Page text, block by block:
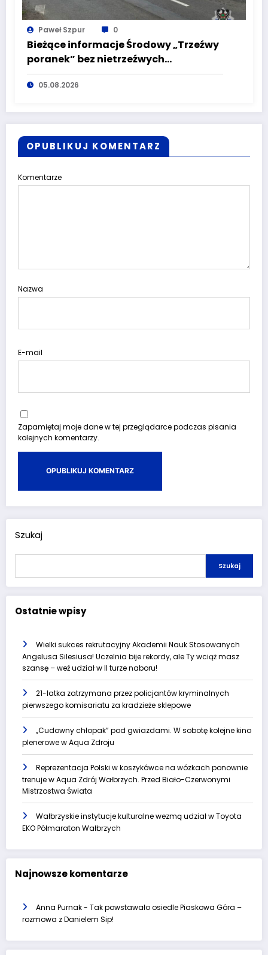
Paweł Szpur 0
Bieżące informacje Środowy „Trzeźwy
poranek” bez nietrzeźwych
kierujących! To cieszy!
05.08.2026
OPUBLIKUJ KOMENTARZ
Komentarze
Nazwa
E-mail
Zapamiętaj moje dane w tej przeglądarce podczas pisania
kolejnych komentarzy.
Szukaj
Szukaj
Ostatnie wpisy
Wielki sukces rekrutacyjny Akademii Nauk Stosowanych
Angelusa Silesiusa! Uczelnia bije rekordy, ale Ty wciąż masz
szansę – weź udział w II turze naboru!
21-latka zatrzymana przez policjantów kryminalnych
pierwszego komisariatu za kradzieże sklepowe
„Cudowny chłopak” pod gwiazdami. W sobotę kolejne kino
plenerowe w Aqua Zdroju
Reprezentacja Polski w koszykówce na wózkach ponownie
trenuje w Aqua Zdrój Wałbrzych. Przed Biało-Czerwonymi
Mistrzostwa Świata
Wałbrzyskie instytucje kulturalne wezmą udział w Toyota
EKO Półmaraton Wałbrzych
Najnowsze komentarze
Anna Purnak- Tak powstawało osiedle Piaskowa Góra –
rozmowa z Danielem Sip!